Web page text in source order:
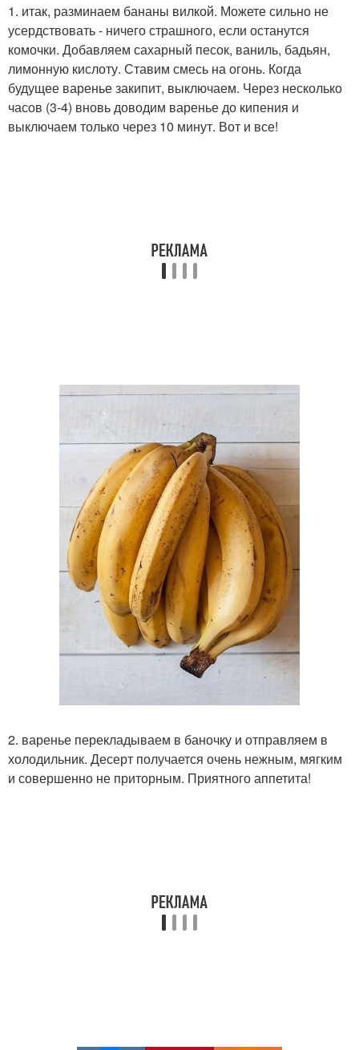
1. итак, разминаем бананы вилкой. Можете сильно не
усердствовать - ничего страшного, если останутся
комочки. Добавляем сахарный песок, ваниль, бадьян,
лимонную кислоту. Ставим смесь на огонь. Когда
будущее варенье закипит, выключаем. Через несколько
часов (3-4) вновь доводим варенье до кипения и
выключаем только через 10 минут. Вот и все!
2. варенье перекладываем в баночку и отправляем в
холодильник. Десерт получается очень нежным, мягким
и совершенно не приторным. Приятного аппетита!